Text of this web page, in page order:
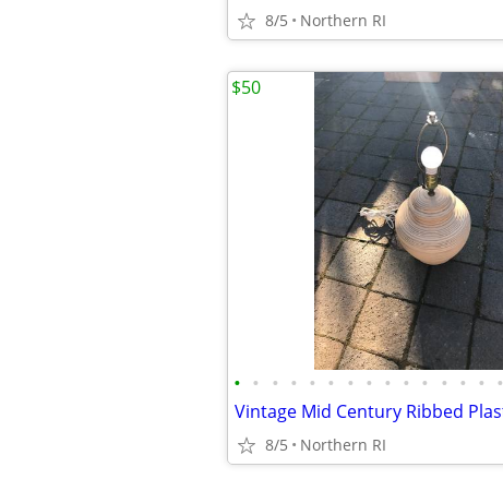
8/5 Northern RI
• • • • • • • • • • • • • • •
8/5 Northern RI
$50